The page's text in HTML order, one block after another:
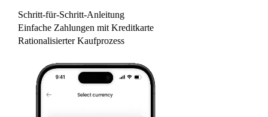
Schritt-für-Schritt-Anleitung
Einfache Zahlungen mit Kreditkarte
Rationalisierter Kaufprozess